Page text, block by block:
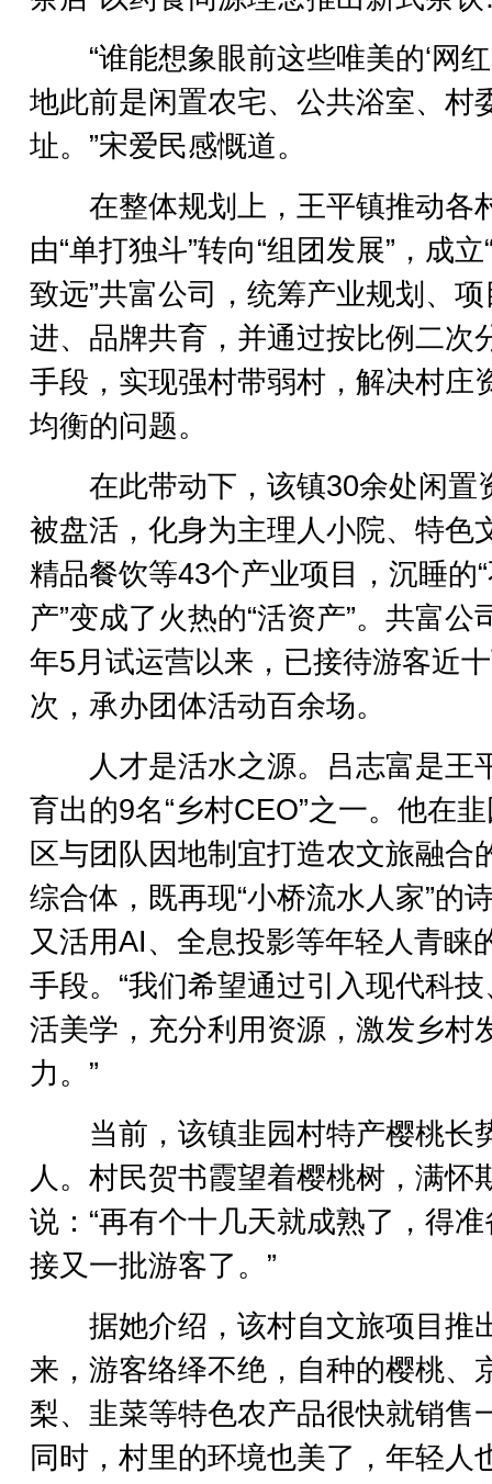
“谁能想象眼前这些唯美的‘网红
地此前是闲置农宅、公共浴室、村
址。”宋爱民感慨道。
在整体规划上，王平镇推动各
由“单打独斗”转向“组团发展”，成立
致远”共富公司，统筹产业规划、
进、品牌共育，并通过按比例二次
手段，实现强村带弱村，解决村庄
均衡的问题。
在此带动下，该镇30余处闲置
被盘活，化身为主理人小院、特色
精品餐饮等43个产业项目，沉睡的
产”变成了火热的“活资产”。共富公
年5月试运营以来，已接待游客近
次，承办团体活动百余场。
人才是活水之源。吕志富是王
育出的9名“乡村CEO”之一。他在
区与团队因地制宜打造农文旅融合
综合体，既再现“小桥流水人家”的
又活用AI、全息投影等年轻人青睐
手段。“我们希望通过引入现代科
活美学，充分利用资源，激发乡村
力。”
当前，该镇韭园村特产樱桃长
人。村民贺书霞望着樱桃树，满怀
说：“再有个十几天就成熟了，得
接又一批游客了。”
据她介绍，该村自文旅项目推
来，游客络绎不绝，自种的樱桃、
梨、韭菜等特色农产品很快就销售
同时，村里的环境也美了，年轻人